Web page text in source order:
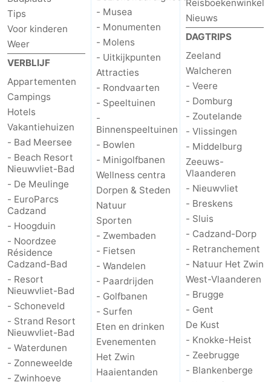
centra
Dorpen
&
Natuur
-
Zwembaden
-
Fietsen
-
Wandelen
-
Paardrijden
-
Golfbanen
-
Surfen
Eten
en
drinken
Haaientanden
Zeehonden
Evenementen
Praktisch
Tips
Voor kinderen
Weer
VERBLIJF
Appartementen
Campings
Hotels
Vakantiehuizen
- Bad Meersee
- Beach Resort
Nieuwvliet-Bad
- De Meulinge
- EuroParcs
Cadzand
- Hoogduin
- Noordzee
Résidence
Cadzand-Bad
- Resort
Nieuwvliet-Bad
- Schoneveld
- Strand Resort
Nieuwvliet-Bad
- Waterdunen
- Zonneweelde
- Zwinhoeve
- Musea
- Monumenten
- Molens
- Uitkijkpunten
Attracties
- Rondvaarten
- Speeltuinen
-
Binnenspeeltuinen
- Bowlen
- Minigolfbanen
Wellness centra
Dorpen & Steden
Natuur
Sporten
- Zwembaden
- Fietsen
- Wandelen
- Paardrijden
- Golfbanen
- Surfen
Eten en drinken
Evenementen
Het Zwin
Haaientanden
Reisboekenwinkel
Nieuws
DAGTRIPS
Zeeland
Walcheren
- Veere
- Domburg
- Zoutelande
- Vlissingen
- Middelburg
Zeeuws-
Vlaanderen
- Nieuwvliet
- Breskens
- Sluis
- Cadzand-Dorp
- Retranchement
- Natuur Het Zwin
West-Vlaanderen
- Brugge
- Gent
De Kust
- Knokke-Heist
- Zeebrugge
- Blankenberge